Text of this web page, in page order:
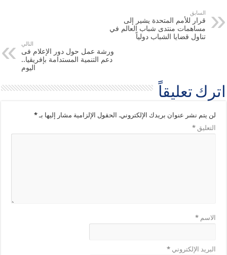
السابق
قرار للأمم المتحدة يشير إلى
مساهمات منتدى شباب العالم في
تناول قضايا الشباب دولياً
التالي
ورشة عمل حول دور الإعلام فى
دعم التنمية المستدامة بإفريقيا..
اليوم
اترك تعليقاً
لن يتم نشر عنوان بريدك الإلكتروني. الحقول الإلزامية مشار إليها بـ*
التعليق*
الاسم*
البريد الإلكتروني*